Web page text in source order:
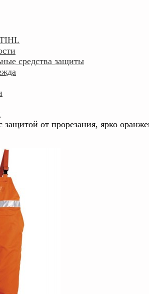
средства защиты
защитой от прорезания, ярко